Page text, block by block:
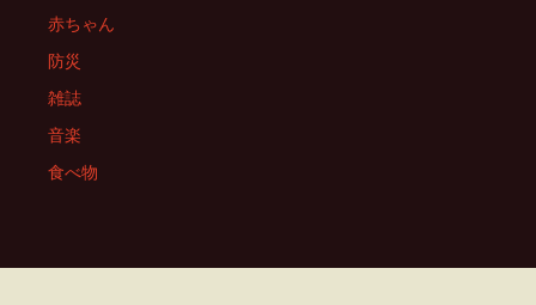
赤ちゃん
防災
雑誌
音楽
食べ物